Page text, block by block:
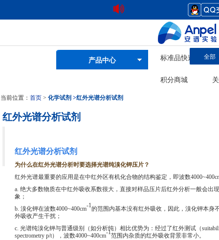
全部
产品中心 标准品快速查询
积分商城
当前位置： 首页 > 化学试剂 >红外光谱分析试剂
红外光谱分析试剂
红外光谱分析试剂
为什么在红外光谱分析时要选择光谱纯溴化钾压片？
红外光谱最重要的应用是在中红外区有机化合物的结构鉴定，即波数
a. 绝大多数物质在中红外吸收系数很大，直接对样品压片后红外分析一般会出
象；
b. 溴化钾在波数4000~400cm-1的范围内基本没有红外吸收，因此，溴化钾本身
外吸收产生干扰；
c. 光谱纯溴化钾与普通级别（如分析纯）相比优势为：经过了红外测试（
spectrometry p/t），波数4000~400cm-1范围内杂质的红外吸收背景非常小。